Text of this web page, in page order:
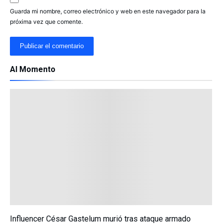
Guarda mi nombre, correo electrónico y web en este navegador para la
próxima vez que comente.
Al Momento
Influencer César Gastelum murió tras ataque armado